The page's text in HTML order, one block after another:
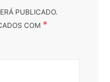
PUBLICADO.
COM *